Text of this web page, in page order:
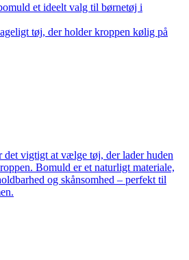
et ideelt valg til børnetøj i
tøj, der holder kroppen kølig på
det vigtigt at vælge tøj, der lader huden
Bomuld er et naturligt materiale,
og skånsomhed – perfekt til